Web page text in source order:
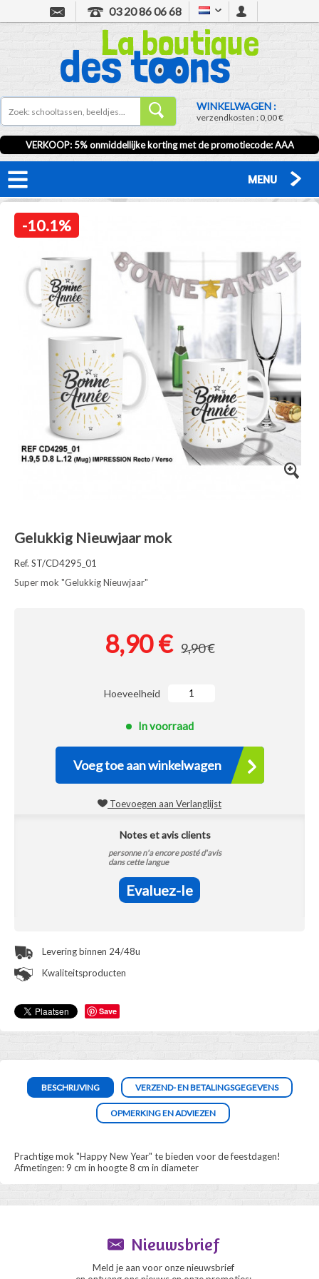
03 20 86 06 68
WINKELWAGEN :
verzendkosten :0,00 €
VERKOOP: 5% onmiddellijke korting met de promotiecode:AAA
MENU
-10.1%
Save
Gelukkig Nieuwjaar mok
Ref. ST/CD4295_01
Super mok "Gelukkig Nieuwjaar"
8,90 € 9,90 €
Hoeveelheid
In voorraad
Voeg toe aan winkelwagen
Toevoegen aan Verlanglijst
Notes et avis clients
personne n'a encore posté d'avis
dans cette langue
Evaluez-le
Levering binnen 24/48u
Kwaliteitsproducten
BESCHRIJVING VERZEND- EN BETALINGSGEGEVENS
OPMERKING EN ADVIEZEN
Prachtige mok "Happy New Year" te bieden voor de feestdagen!
Afmetingen: 9 cm in hoogte 8 cm in diameter
Nieuwsbrief
Meld je aan voor onze nieuwsbrief